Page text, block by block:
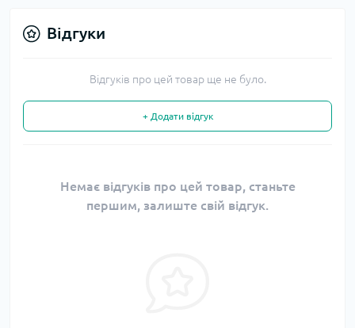
Відгуки
Відгуків про цей товар ще не було.
+ Додати відгук
Немає відгуків про цей товар, станьте
першим, залиште свій відгук.